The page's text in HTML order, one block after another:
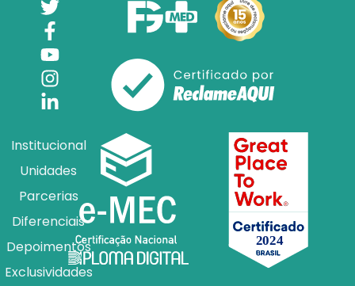
Institucional
Unidades
Parcerias
Diferenciais
Depoimentos
Exclusividades